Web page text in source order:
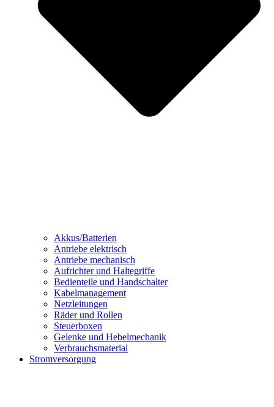
Akkus/Batterien
Antriebe elektrisch
Antriebe mechanisch
Aufrichter und Haltegriffe
Bedienteile und Handschalter
Kabelmanagement
Netzleitungen
Räder und Rollen
Steuerboxen
Gelenke und Hebelmechanik
Verbrauchsmaterial
Stromversorgung